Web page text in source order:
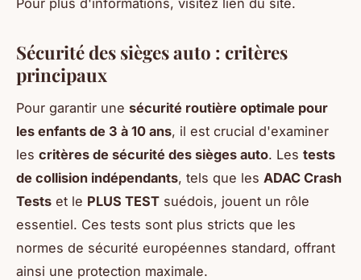
Sécurité des sièges auto : critères
principaux
Pour garantir une sécurité routière optimale pour
les enfants de 3 à 10 ans, il est crucial d'examiner
les critères de sécurité des sièges auto. Les tests
de collision indépendants, tels que les ADAC Crash
Tests et le PLUS TEST suédois, jouent un rôle
essentiel. Ces tests sont plus stricts que les
normes de sécurité européennes standard, offrant
ainsi une protection maximale.